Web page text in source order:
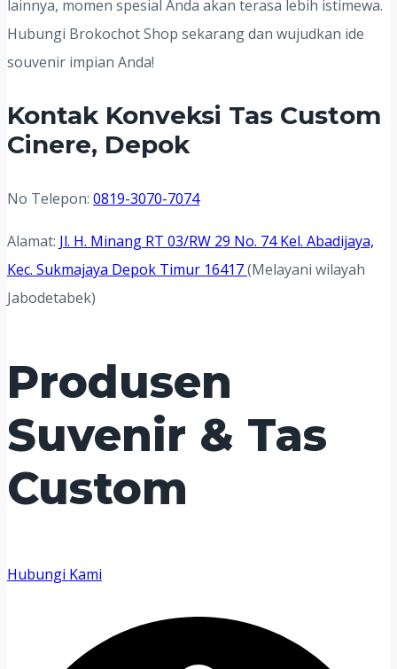
lainnya, momen spesial Anda akan terasa lebih istimewa.
Hubungi Brokochot Shop sekarang dan wujudkan ide
souvenir impian Anda!
Kontak Konveksi Tas Custom
Cinere, Depok
No Telepon: 0819-3070-7074
Alamat: Jl. H. Minang RT 03/RW 29 No. 74 Kel. Abadijaya,
Kec. Sukmajaya Depok Timur 16417(Melayani wilayah
Jabodetabek)
Produsen
Suvenir & Tas
Custom
Hubungi Kami